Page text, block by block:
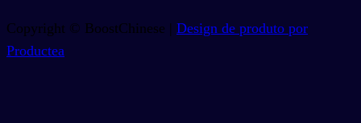
Copyright © BoostChinese | Design de produto por
Productea